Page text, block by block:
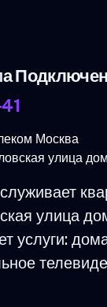
Москва
улица
улица
услуги: